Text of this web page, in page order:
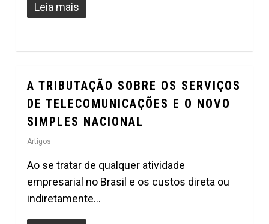
Leia mais
A TRIBUTAÇÃO SOBRE OS SERVIÇOS
DE TELECOMUNICAÇÕES E O NOVO
SIMPLES NACIONAL
Artigos
Ao se tratar de qualquer atividade
empresarial no Brasil e os custos direta ou
indiretamente…
0